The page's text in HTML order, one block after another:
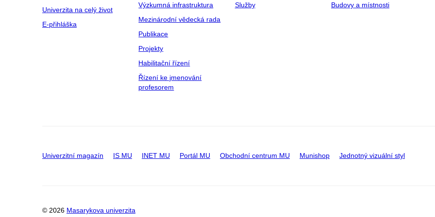
Univerzita na celý život
E-přihláška
Výzkumná infrastruktura
Mezinárodní vědecká rada
Publikace
Projekty
Habilitační řízení
Řízení ke jmenování
profesorem
Služby
Budovy a místnosti
Univerzitní magazín IS MU INET MU Portál MU Obchodní centrum MU Munishop Jednotný vizuální styl
© 2026 Masarykova univerzita